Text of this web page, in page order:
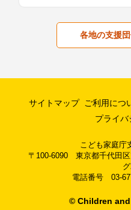
各地の支援
サイトマップ ご利用につ
プライバ
こども家庭庁
〒100-6090 東京都千代田
電話番号 03-
© Children